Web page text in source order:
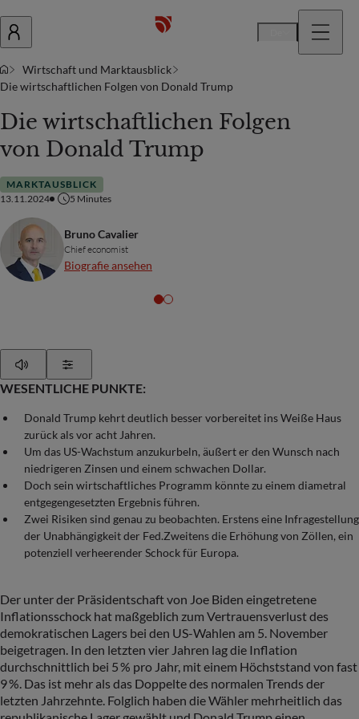
Wirtschaft und Marktausblick
Die wirtschaftlichen Folgen von Donald Trump
Die wirtschaftlichen Folgen
von Donald Trump
MARKTAUSBLICK
13.11.2024
5 Minutes
Bruno Cavalier
Chief economist
Biografie ansehen
WESENTLICHE PUNKTE:
Donald Trump kehrt deutlich besser vorbereitet ins Weiße Haus
zurück als vor acht Jahren.
Um das US-Wachstum anzukurbeln, äußert er den Wunsch nach
niedrigeren Zinsen und einem schwachen Dollar.
Doch sein wirtschaftliches Programm könnte zu einem diametral
entgegengesetzten Ergebnis führen.
Zwei Risiken sind genau zu beobachten. Erstens eine Infragestellung
der Unabhängigkeit der Fed.Zweitens die Erhöhung von Zöllen, ein
potenziell verheerender Schock für Europa.
Der unter der Präsidentschaft von Joe Biden eingetretene
Inflationsschock hat maßgeblich zum Vertrauensverlust des
demokratischen Lagers bei den US-Wahlen am 5. November
beigetragen. In den letzten vier Jahren lag die Inflation
durchschnittlich bei 5 % pro Jahr, mit einem Höchststand von fast
9 %. Das ist mehr als das Doppelte des normalen Trends der
letzten Jahrzehnte. Folglich haben die Wähler mehrheitlich das